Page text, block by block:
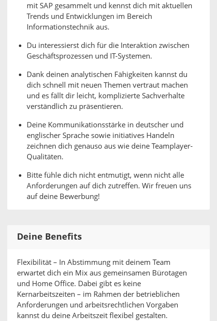
mit SAP gesammelt und kennst dich mit aktuellen
Trends und Entwicklungen im Bereich
Informationstechnik aus.
Du interessierst dich für die Interaktion zwischen
Geschäftsprozessen und IT-Systemen.
Dank deinen analytischen Fähigkeiten kannst du
dich schnell mit neuen Themen vertraut machen
und es fällt dir leicht, komplizierte Sachverhalte
verständlich zu präsentieren.
Deine Kommunikationsstärke in deutscher und
englischer Sprache sowie initiatives Handeln
zeichnen dich genauso aus wie deine Teamplayer-
Qualitäten.
Bitte fühle dich nicht entmutigt, wenn nicht alle
Anforderungen auf dich zutreffen. Wir freuen uns
auf deine Bewerbung!
Deine Benefits
Flexibilität – In Abstimmung mit deinem Team
erwartet dich ein Mix aus gemeinsamen Bürotagen
und Home Office. Dabei gibt es keine
Kernarbeitszeiten – im Rahmen der betrieblichen
Anforderungen und arbeitsrechtlichen Vorgaben
kannst du deine Arbeitszeit flexibel gestalten.